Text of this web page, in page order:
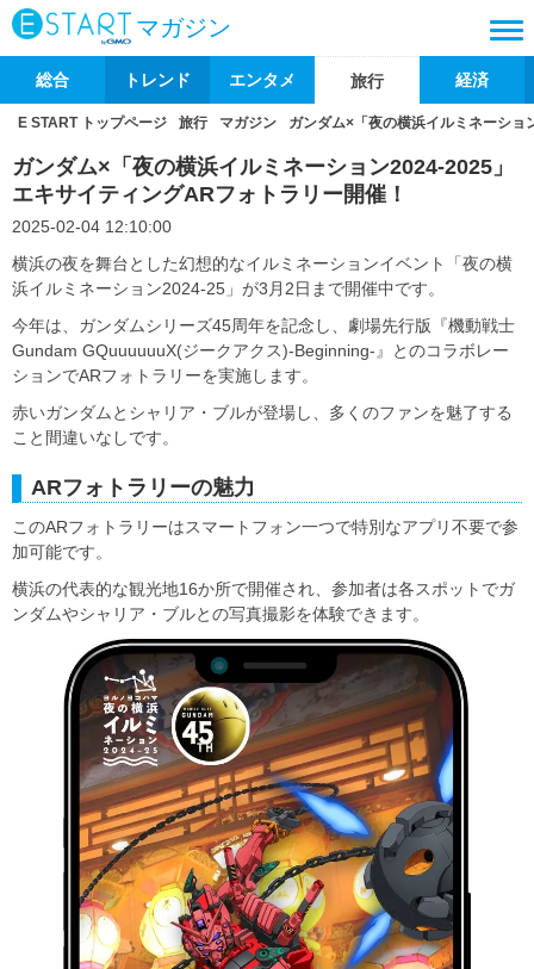
マガジン
総合 トレンド エンタメ 旅行 経済
E START トップページ 旅行 マガジン ガンダム×「夜の横浜イルミネーシ
ガンダム×「夜の横浜イルミネーション2024-2025」
エキサイティングARフォトラリー開催！
2025-02-04 12:10:00
横浜の夜を舞台とした幻想的なイルミネーションイベント「夜の横
浜イルミネーション2024-25」が3月2日まで開催中です。
今年は、ガンダムシリーズ45周年を記念し、劇場先行版『機動戦士
Gundam GQuuuuuuX(ジークアクス)-Beginning-』とのコラボレー
ションでARフォトラリーを実施します。
赤いガンダムとシャリア・ブルが登場し、多くのファンを魅了する
こと間違いなしです。
ARフォトラリーの魅力
このARフォトラリーはスマートフォン一つで特別なアプリ不要で参
加可能です。
横浜の代表的な観光地16か所で開催され、参加者は各スポットでガ
ンダムやシャリア・ブルとの写真撮影を体験できます。